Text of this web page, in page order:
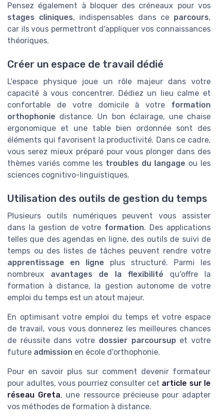
Pensez également à bloquer des créneaux pour vos
stages cliniques, indispensables dans ce parcours,
car ils vous permettront d'appliquer vos connaissances
théoriques.
Créer un espace de travail dédié
L'espace physique joue un rôle majeur dans votre
capacité à vous concentrer. Dédiez un lieu calme et
confortable de votre domicile à votre formation
orthophonie distance. Un bon éclairage, une chaise
ergonomique et une table bien ordonnée sont des
éléments qui favorisent la productivité. Dans ce cadre,
vous serez mieux préparé pour vous plonger dans des
thèmes variés comme les troubles du langage ou les
sciences cognitivo-linguistiques.
Utilisation des outils de gestion du temps
Plusieurs outils numériques peuvent vous assister
dans la gestion de votre formation. Des applications
telles que des agendas en ligne, des outils de suivi de
temps ou des listes de tâches peuvent rendre votre
apprentissage en ligne plus structuré. Parmi les
nombreux avantages de la flexibilité qu'offre la
formation à distance, la gestion autonome de votre
emploi du temps est un atout majeur.
En optimisant votre emploi du temps et votre espace
de travail, vous vous donnerez les meilleures chances
de réussite dans votre dossier parcoursup et votre
future admission en école d'orthophonie.
Pour en savoir plus sur comment devenir formateur
pour adultes, vous pourriez consulter cet article sur le
réseau Greta, une ressource précieuse pour adapter
vos méthodes de formation à distance.